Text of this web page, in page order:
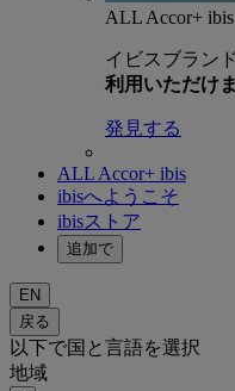
ALL Accor+ ibis
イビスブラン
利用いただけ
発見する
ALL Accor+ ibis
ibisへようこそ
ibisストア
追加で
EN
戻る
以下で国と言語を選択
地域